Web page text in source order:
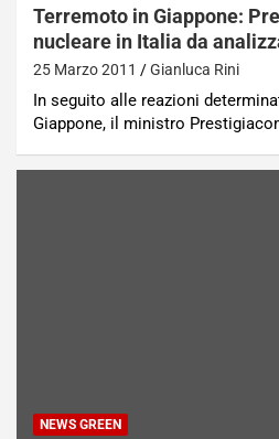
Terremoto in Giappone:
nucleare in Italia da
25 Marzo 2011 Gianluca Rini
In seguito alle reazioni
Giappone, il ministro
NEWS GREEN